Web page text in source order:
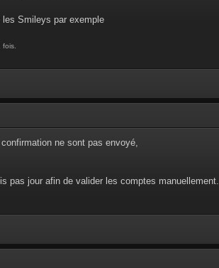
les Smileys par exemple
ne sont pas envoyé,
pas jour afin de valider les comptes manuellement.